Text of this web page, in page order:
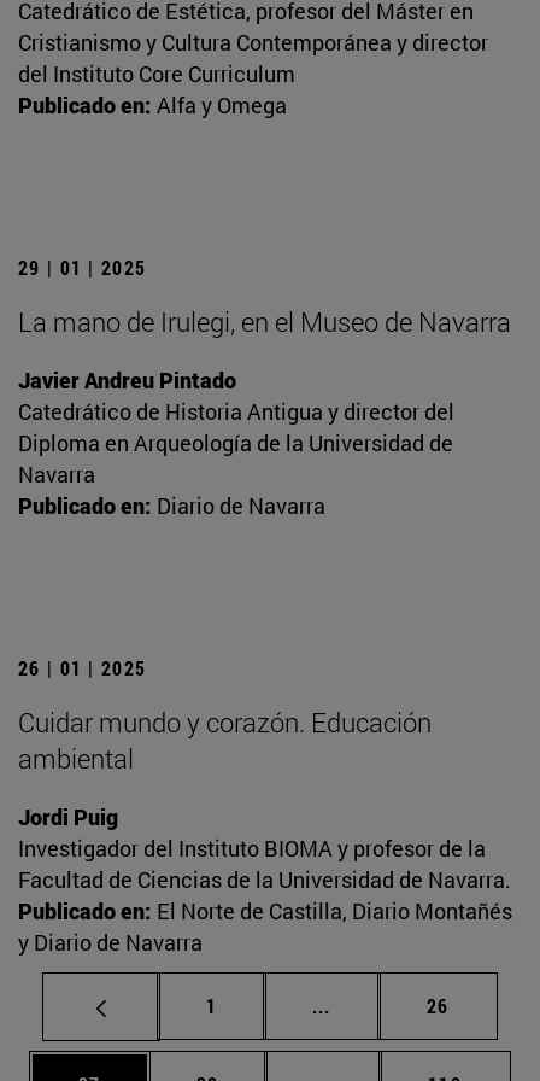
Catedrático de Estética, profesor del Máster en
Cristianismo y Cultura Contemporánea y director
del Instituto Core Curriculum
Publicado en: Alfa y Omega
29 | 01 | 2025
La mano de Irulegi, en el Museo de Navarra
Javier Andreu Pintado
Catedrático de Historia Antigua y director del
Diploma en Arqueología de la Universidad de
Navarra
Publicado en: Diario de Navarra
26 | 01 | 2025
Cuidar mundo y corazón. Educación
ambiental
Jordi Puig
Investigador del Instituto BIOMA y profesor de la
Facultad de Ciencias de la Universidad de Navarra.
Publicado en: El Norte de Castilla, Diario Montañés
y Diario de Navarra
Página
1 ... Páginas intermedias
Página
26